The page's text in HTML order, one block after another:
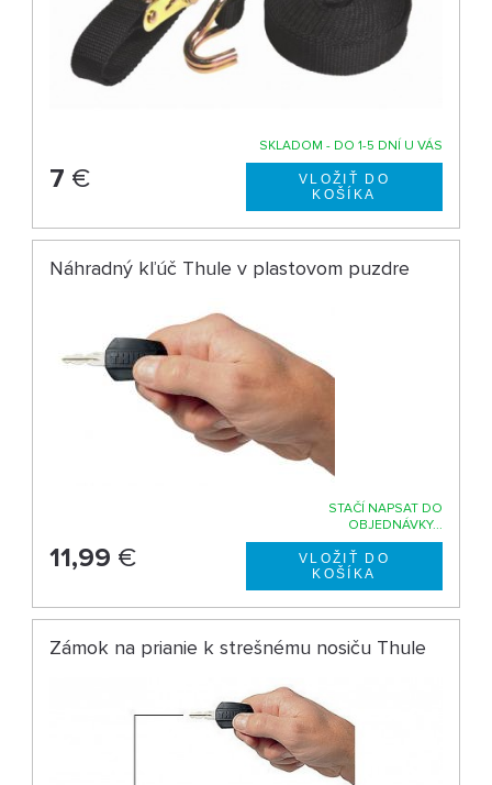
SKLADOM - DO 1-5 DNÍ U VÁS
7 €
Náhradný kľúč Thule v plastovom puzdre
STAČÍ NAPSAT DO
OBJEDNÁVKY...
11,99 €
Zámok na prianie k strešnému nosiču Thule